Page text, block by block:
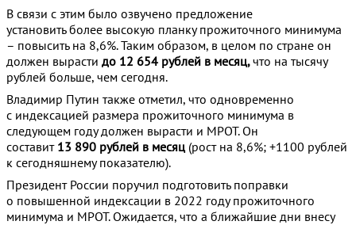
В связи с этим было озвучено предложение
установить более высокую планку прожиточного минимума
– повысить на 8,6%. Таким образом, в целом по стране он
должен вырасти до 12 654 рублей в месяц,что на тысячу
рублей больше, чем сегодня.
Владимир Путин также отметил, что одновременно
с индексацией размера прожиточного минимума в
следующем году должен вырасти и МРОТ. Он
составит 13 890 рублей в месяц (рост на 8,6%; +1100 рублей
к сегодняшнему показателю).
Президент России поручил подготовить поправки
о повышенной индексации в 2022 году прожиточного
минимума и МРОТ. Ожидается, что а ближайшие дни внесу